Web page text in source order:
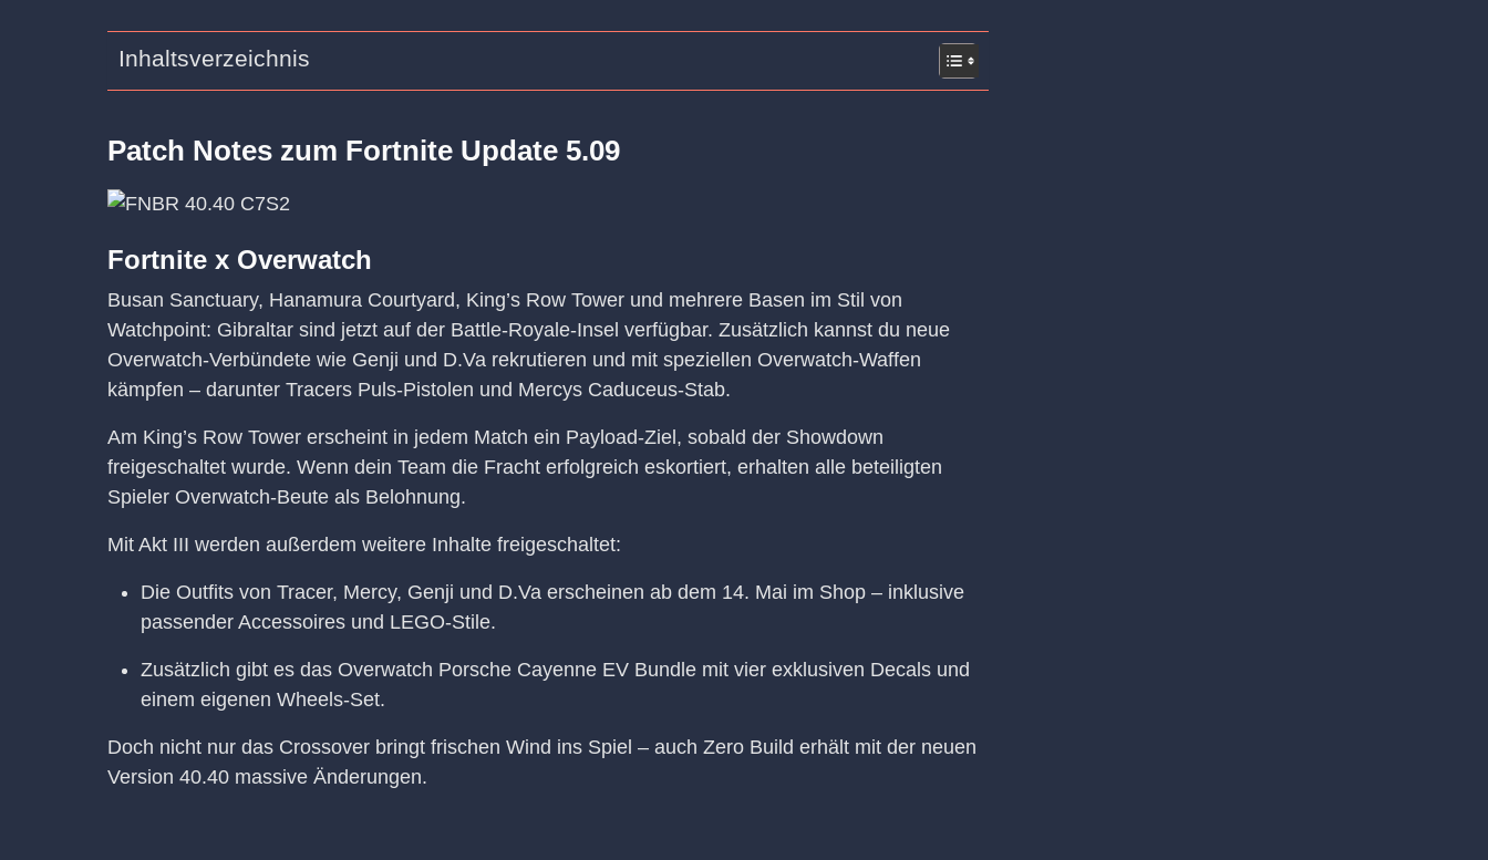
Inhaltsverzeichnis
Patch Notes zum Fortnite Update 5.09
Fortnite x Overwatch
Busan Sanctuary, Hanamura Courtyard, King’s Row Tower und mehrere Basen im Stil von
Watchpoint: Gibraltar sind jetzt auf der Battle-Royale-Insel verfügbar. Zusätzlich kannst du neue
Overwatch-Verbündete wie Genji und D.Va rekrutieren und mit speziellen Overwatch-Waffen
kämpfen – darunter Tracers Puls-Pistolen und Mercys Caduceus-Stab.
Am King’s Row Tower erscheint in jedem Match ein Payload-Ziel, sobald der Showdown
freigeschaltet wurde. Wenn dein Team die Fracht erfolgreich eskortiert, erhalten alle beteiligten
Spieler Overwatch-Beute als Belohnung.
Mit Akt III werden außerdem weitere Inhalte freigeschaltet:
Die Outfits von Tracer, Mercy, Genji und D.Va erscheinen ab dem 14. Mai im Shop – inklusive
passender Accessoires und LEGO-Stile.
Zusätzlich gibt es das Overwatch Porsche Cayenne EV Bundle mit vier exklusiven Decals und
einem eigenen Wheels-Set.
Doch nicht nur das Crossover bringt frischen Wind ins Spiel – auch Zero Build erhält mit der neuen
Version 40.40 massive Änderungen.